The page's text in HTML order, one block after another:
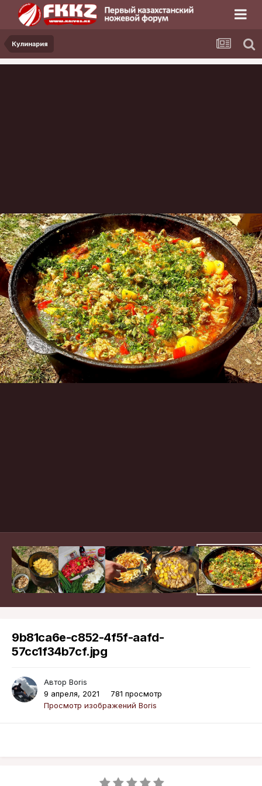
Кулинария
9b81ca6e-c852-4f5f-aafd-
57cc1f34b7cf.jpg
Автор Boris
9 апреля, 2021
781 просмотр
Просмотр изображений Boris